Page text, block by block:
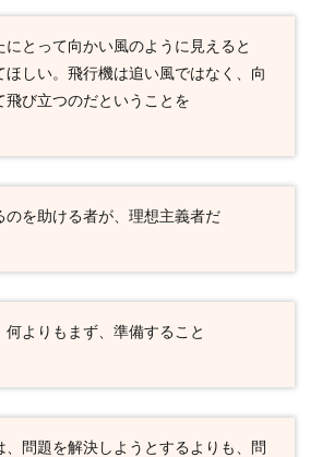
にとって向かい風のように見えると
ほしい。飛行機は追い風ではなく、向
飛び立つのだということを
のを助ける者が、理想主義者だ
何よりもまず、準備すること
、問題を解決しようとするよりも、問